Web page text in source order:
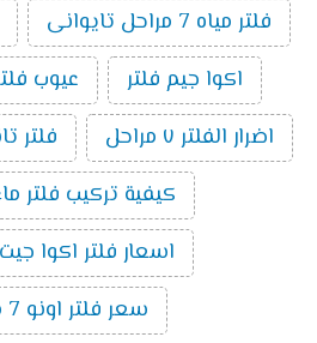
فلتر مياه 7 مراحل تايوانى
اكوا جيم فلتر
عيوب فلتر
اضرار الفلتر ٧ مراحل
فلتر
كيفية تركيب فلتر ماء
اسعار فلتر اكوا جيت 7 مراحل
سعر فلتر اونو 7 مراحل